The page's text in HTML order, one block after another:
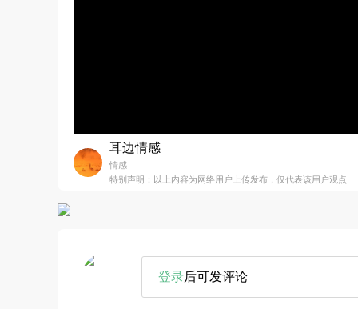
耳边情感
情感
特别声明：以上内容为网络用户上传发布，仅代表该用户观点
登录后可发评论